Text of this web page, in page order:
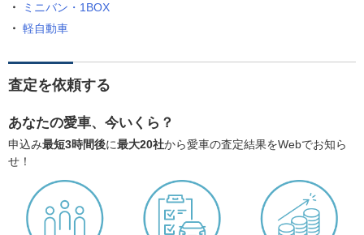
ミニバン・1BOX
軽自動車
査定を依頼する
あなたの愛車、今いくら？
申込み最短3時間後に最大20社から愛車の査定結果をWebでお知ら
せ！